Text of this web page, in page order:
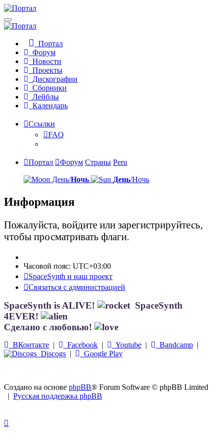
Портал
Форум
Новости
Проекты
Дискографии
Сборники
Лейблы
Календарь
Ссылки
FAQ
Портал Форум Страны Peru
День/Ночь День/Ночь
Информация
Пожалуйста, войдите или зарегистрируйтесь,
чтобы просматривать флаги.
Часовой пояс: UTC+03:00
SpaceSynth и наш проект
Связаться с администрацией
SpaceSynth is ALIVE!
SpaceSynth
4EVER!
Сделано с любовью!
ВКонтакте | Facebook | Youtube | Bandcamp |
Discogs | Google Play
Создано на основе phpBB® Forum Software © phpBB Limited
| Русская поддержка phpBB